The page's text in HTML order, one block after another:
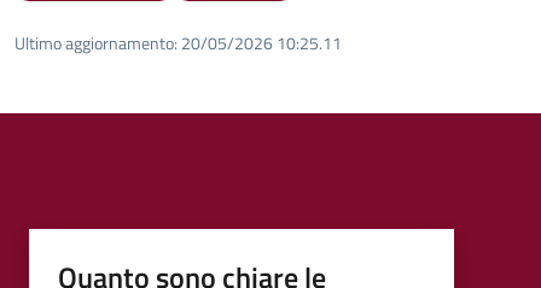
Ultimo aggiornamento: 20/05/2026 10:25.11
Quanto sono chiare le